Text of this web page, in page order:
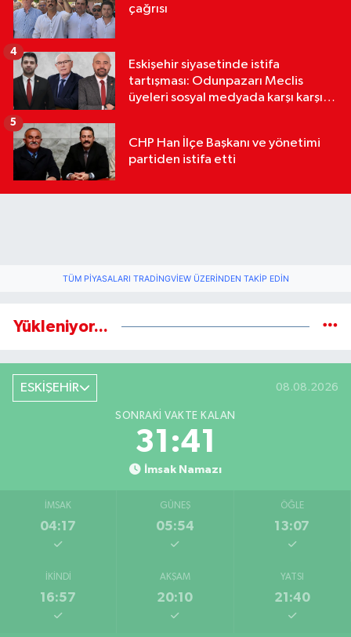
çağrısı
Eskişehir siyasetinde istifa
tartışması: Odunpazarı Meclis
üyeleri sosyal medyada karşı karşıya
4
CHP Han İlçe Başkanı ve yönetimi
partiden istifa etti
5
TÜM PIYASALARI TRADINGVIEW ÜZERINDEN TAKIP EDIN
Yükleniyor...
ESKİŞEHİR 08.08.2026
SONRAKI VAKTE KALAN
31:41
İmsak Namazı
İMSAK
04:17
GÜNEŞ
05:54
ÖĞLE
13:07
İKINDI
16:57
AKŞAM
20:10
YATSI
21:40